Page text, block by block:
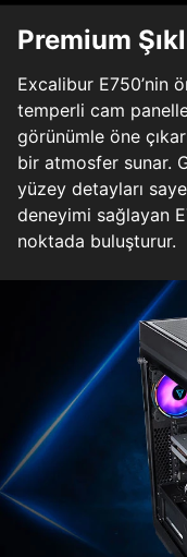
Premium
Excalibur E750’nin
temperli cam
görünümle öne
bir atmosfer sunar.
yüzey detayları
deneyimi sağlayan
noktada buluşturur.